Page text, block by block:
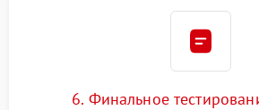
6. Финальное